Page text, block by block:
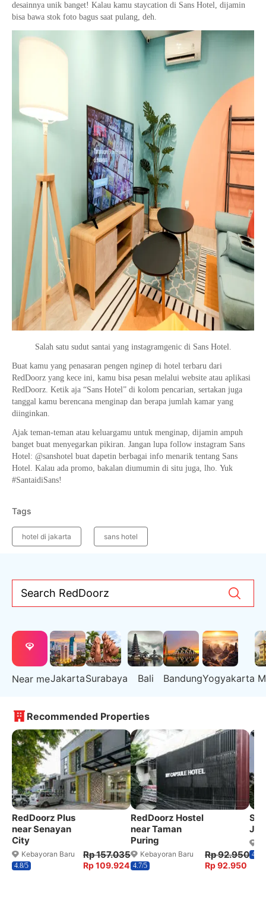
desainnya unik banget! Kalau kamu staycation di Sans Hotel, dijamin
bisa bawa stok foto bagus saat pulang, deh.
Salah satu sudut santai yang instagramgenic di Sans Hotel.
Buat kamu yang penasaran pengen nginep di hotel terbaru dari
RedDoorz yang kece ini, kamu bisa pesan melalui website atau aplikasi
RedDoorz. Ketik aja “Sans Hotel” di kolom pencarian, sertakan juga
tanggal kamu berencana menginap dan berapa jumlah kamar yang
diinginkan.
Ajak teman-teman atau keluargamu untuk menginap, dijamin ampuh
banget buat menyegarkan pikiran. Jangan lupa follow instagram Sans
Hotel: @sanshotel buat dapetin berbagai info menarik tentang Sans
Hotel. Kalau ada promo, bakalan diumumin di situ juga, lho. Yuk
#SantaidiSans!
Tags
hotel di jakarta sans hotel
Search RedDoorz
Near meJakartaSurabaya Bali BandungYogyakarta
Recommended Properties
RedDoorz Plus
near Senayan
City
Kebayoran Baru
4.8/5
Rp 157.035
Rp 109.924
RedDoorz Hostel
near Taman
Puring
Kebayoran Baru
4.7/5
Rp 92.950
Rp 92.950
4.8/5